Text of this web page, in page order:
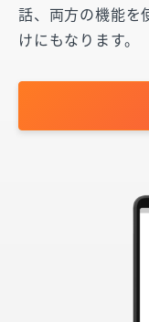
話、両方の機能を
けにもなります。